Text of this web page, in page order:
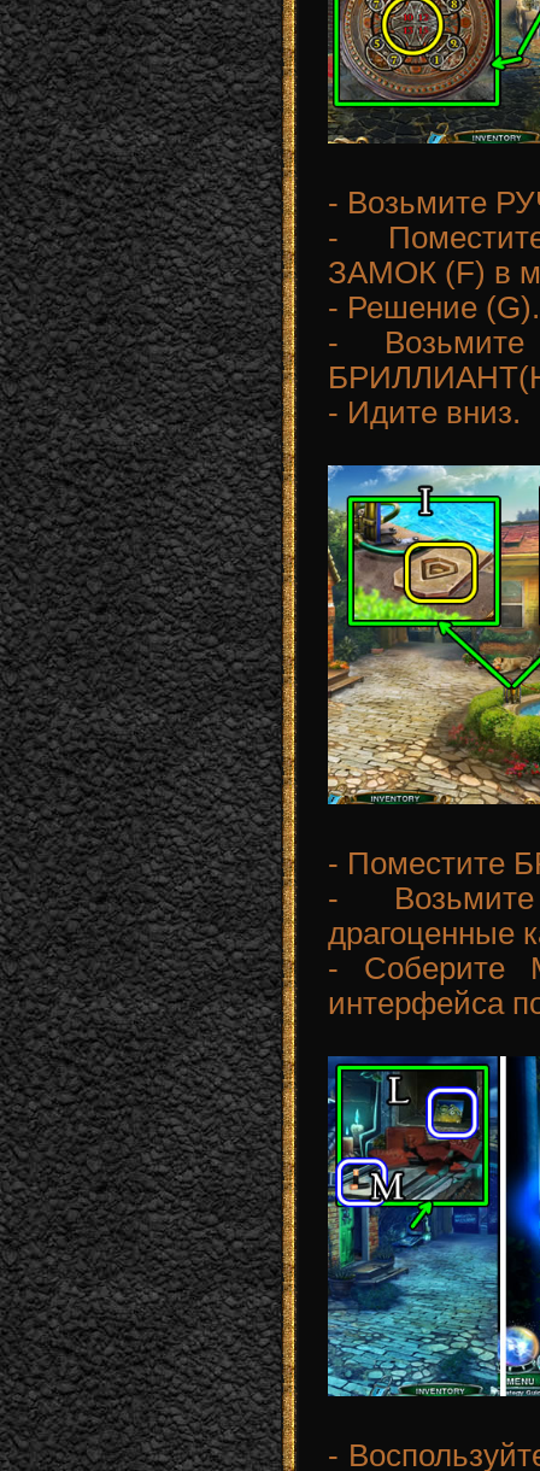
- Возьмите
-
ЗАМОК (F) в
- Решение (G).
-
- Идите вниз.
- Поместите
-
драгоценные
- Соберите
интерфейса
-